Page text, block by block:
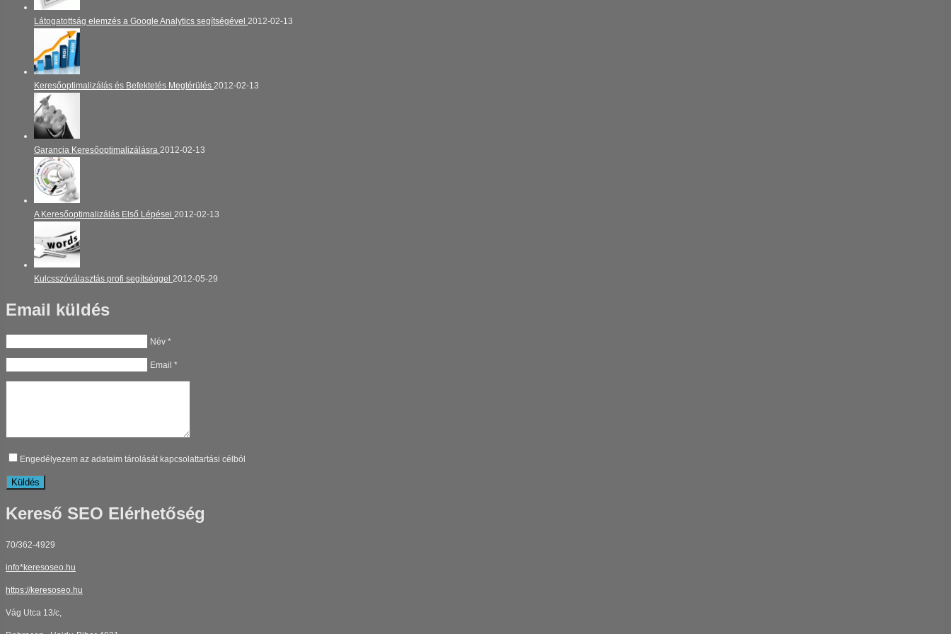
Látogatottság elemzés a Google Analytics segítségével 2012-02-13
Keresőoptimalizálás és Befektetés Megtérülés 2012-02-13
Garancia Keresőoptimalizálásra 2012-02-13
A Keresőoptimalizálás Első Lépései 2012-02-13
Kulcsszóválasztás profi segítséggel 2012-05-29
Email küldés
Név *
Email *
Engedélyezem az adataim tárolását kapcsolattartási célból
Küldés
Kereső SEO Elérhetőség
70/362-4929
info*keresoseo.hu
https://keresoseo.hu
Vág Utca 13/c,